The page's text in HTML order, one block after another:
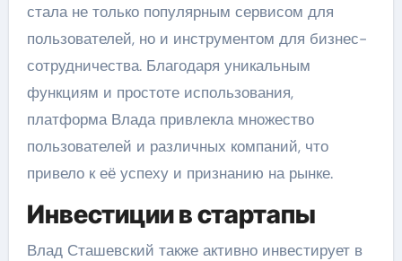
стала не только популярным сервисом для
пользователей, но и инструментом для бизнес-
сотрудничества. Благодаря уникальным
функциям и простоте использования,
платформа Влада привлекла множество
пользователей и различных компаний, что
привело к её успеху и признанию на рынке.
Инвестиции в стартапы
Влад Сташевский также активно инвестирует в